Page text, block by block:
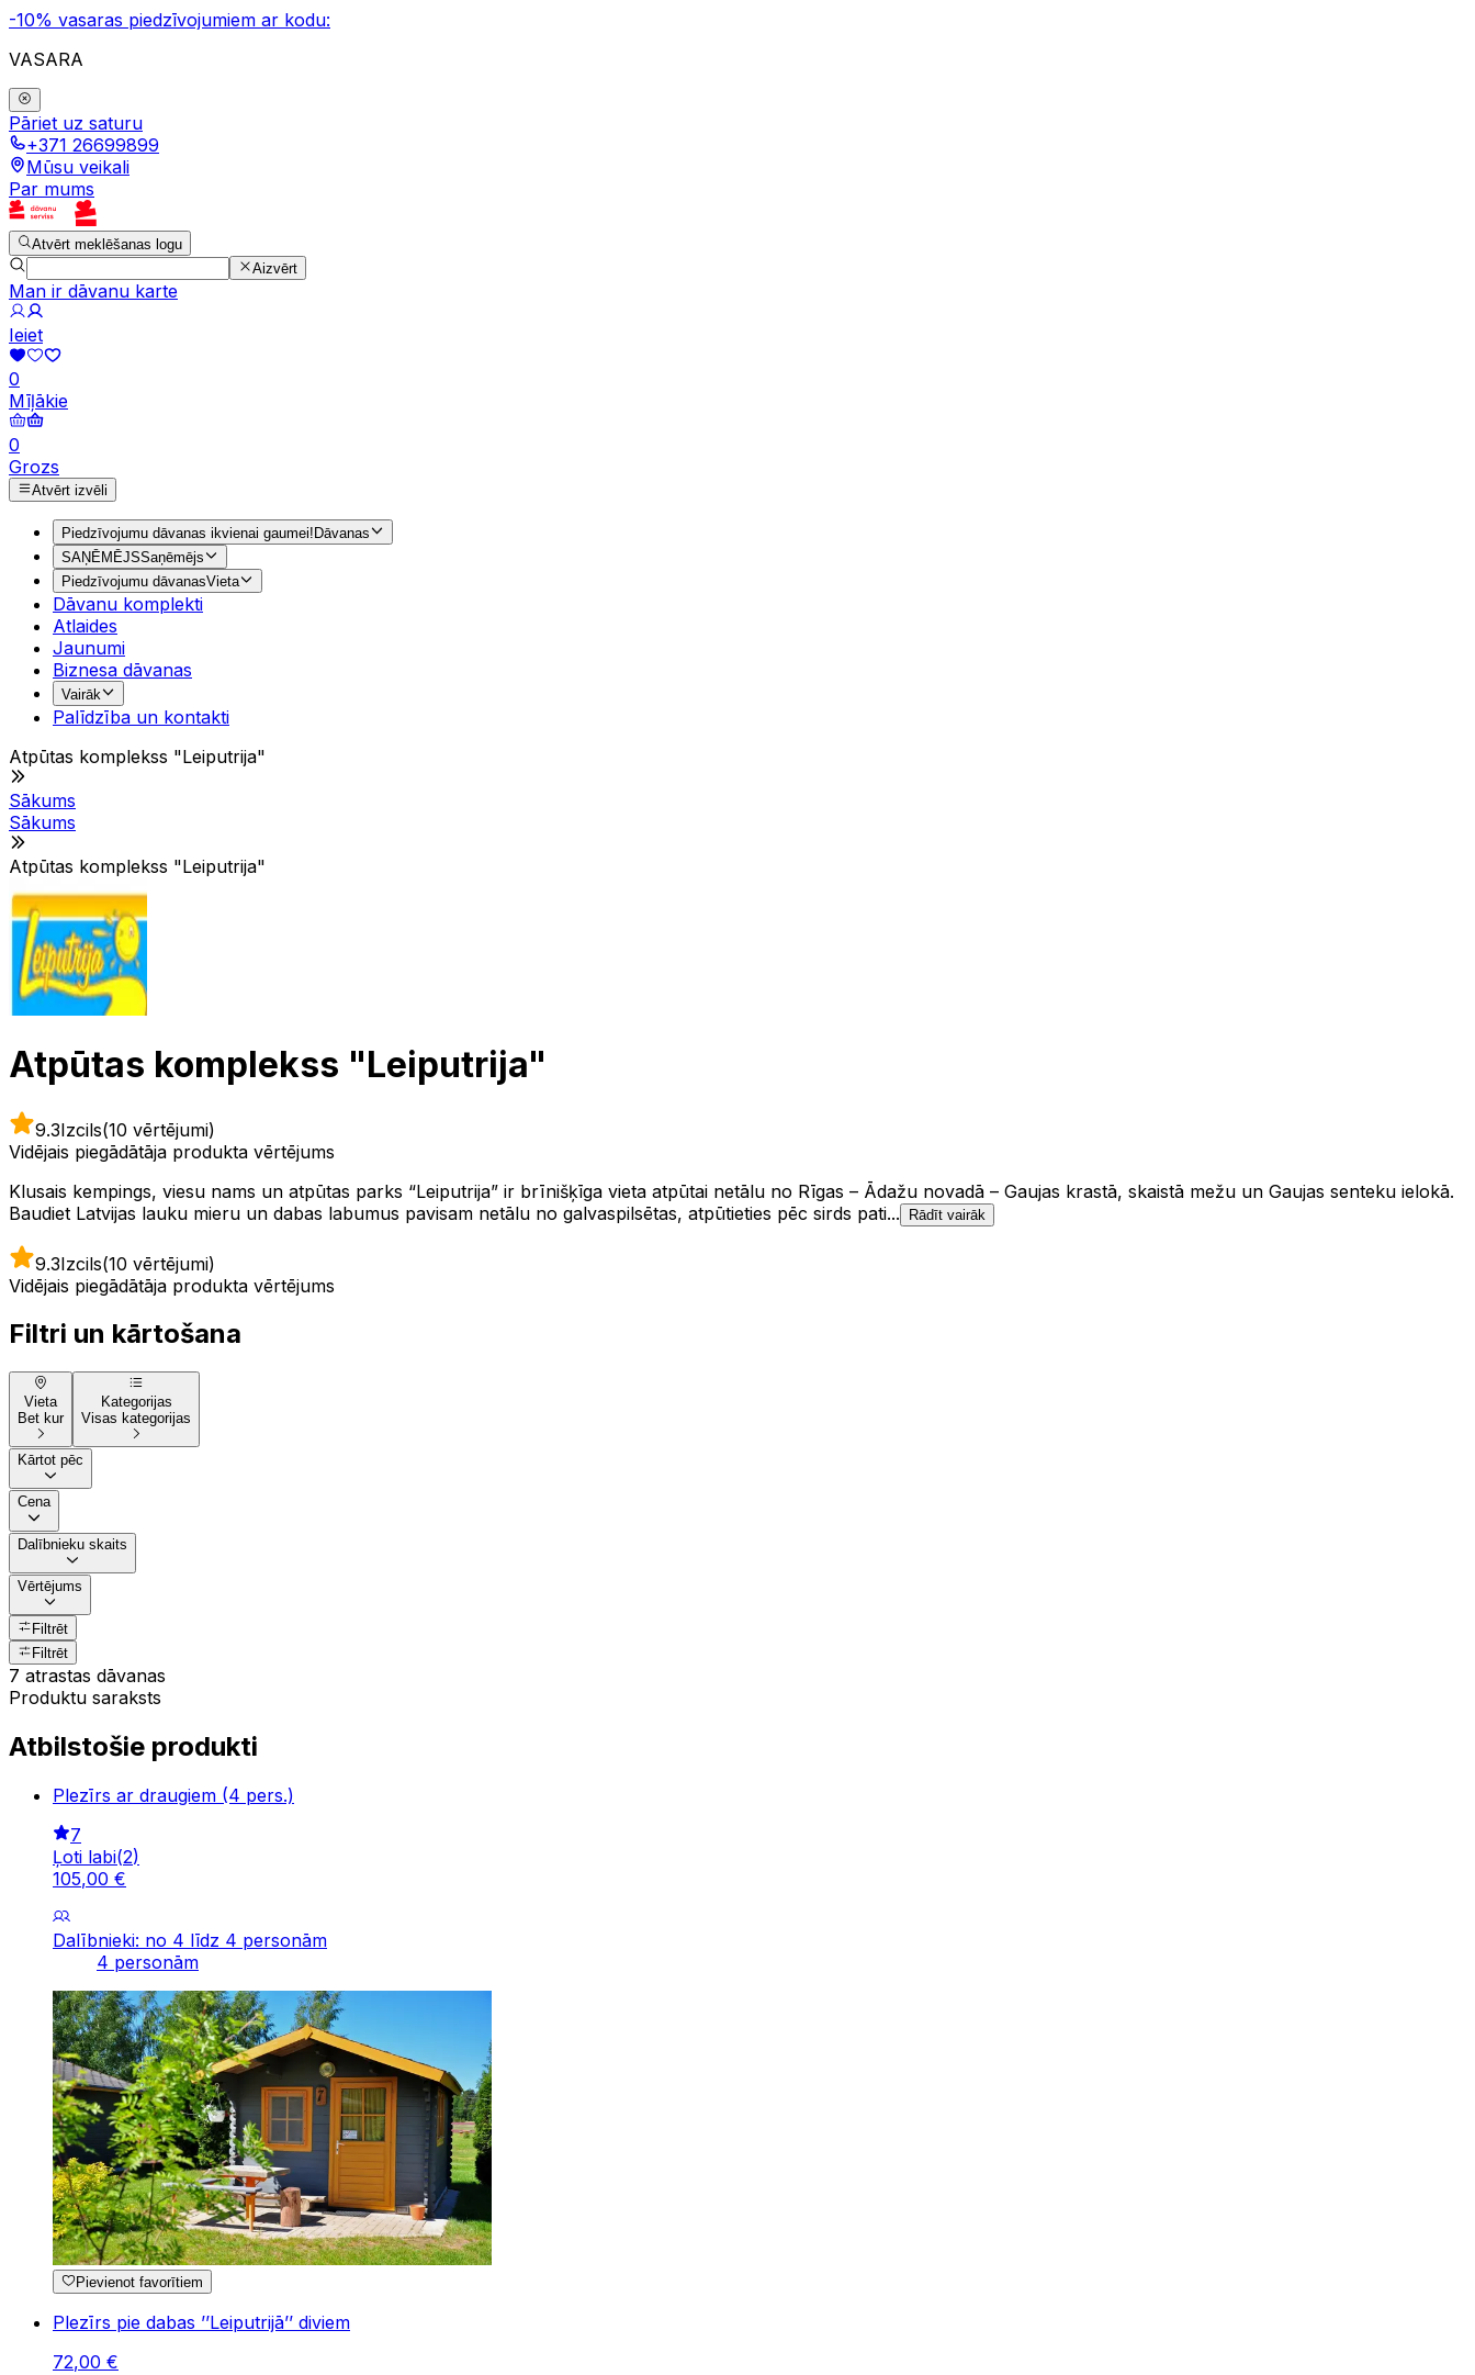
-10% vasaras piedzīvojumiem ar kodu:
VASARA
Pāriet uz saturu
+371 26699899
Mūsu veikali
Par mums
Atvērt meklēšanas logu
Aizvērt
Man ir dāvanu karte
Ieiet
0
Mīļākie
0
Grozs
Atvērt izvēli
Piedzīvojumu dāvanas ikvienai gaumei!Dāvanas
SAŅĒMĒJSSaņēmējs
Piedzīvojumu dāvanasVieta
Dāvanu komplekti
Atlaides
Jaunumi
Biznesa dāvanas
Vairāk
Palīdzība un kontakti
Atpūtas komplekss "Leiputrija"
Sākums
Sākums
Atpūtas komplekss "Leiputrija"
Atpūtas komplekss "Leiputrija"
9.3Izcils(10 vērtējumi)
Vidējais piegādātāja produkta vērtējums
Klusais kempings, viesu nams un atpūtas parks “Leiputrija” ir brīnišķīga vieta atpūtai netālu no Rīgas – Ādažu novadā – Gaujas krastā, skaistā mežu un Gaujas senteku ielokā.
Baudiet Latvijas lauku mieru un dabas labumus pavisam netālu no galvaspilsētas, atpūtieties pēc sirds pati...
Rādīt vairāk
9.3Izcils(10 vērtējumi)
Vidējais piegādātāja produkta vērtējums
Filtri un kārtošana
Vieta
Bet kur
Kategorijas
Visas kategorijas
Kārtot pēc
Cena
Dalībnieku skaits
Vērtējums
Filtrēt
Filtrēt
7 atrastas dāvanas
Produktu saraksts
Atbilstošie produkti
Plezīrs ar draugiem (4 pers.)
7
Ļoti labi(2)
105,00 €
Dalībnieki: no 4 līdz 4 personām
4 personām
Pievienot favorītiem
Plezīrs pie dabas ’’Leiputrijā’’ diviem
72,00 €